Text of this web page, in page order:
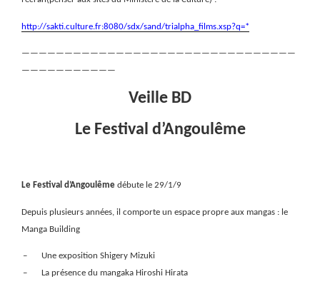
http://sakti.culture.fr:8080/sdx/sand/trialpha_films.xsp?q=*
————————————————————————————————
———————————
Veille BD
Le Festival d’Angoulême
Le Festival d’Angoulême débute le 29/1/9
Depuis plusieurs années, il comporte un espace propre aux mangas : le
Manga Building
–
Une exposition Shigery Mizuki
–
La présence du mangaka Hiroshi Hirata